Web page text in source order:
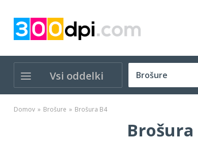
Vsi oddelki
Domov Brošure Brošura B4